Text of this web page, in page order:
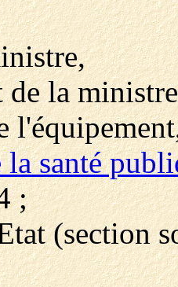
de la
la santé
;
(section